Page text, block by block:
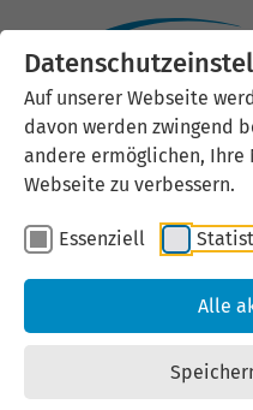
Auf unserer Webseite
davon werden zwingend
andere ermöglichen, Ihre
Webseite zu verbessern.
Essenziell
Alle
Wir
Website
anzubieten.
(z.B.
können
Mit der